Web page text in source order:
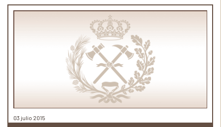
03 julio 2015